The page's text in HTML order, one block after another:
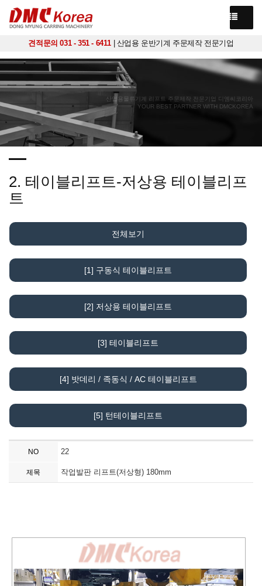
견적문의 031 - 351 - 6411 | 산업용 운반기계 주문제작 전문기업
산업용물류기계 리프트 주문제작 전문기업 디엠씨코리아
YOUR BEST PARTNER WITH DMCKOREA
2. 테이블리프트-저상용 테이블리프
트
전체보기
[1] 구동식 테이블리프트
[2] 저상용 테이블리프트
[3] 테이블리프트
[4] 밧데리 / 족동식 / AC 테이블리프트
[5] 턴테이블리프트
NO 22
제목 작업발판 리프트(저상형) 180mm